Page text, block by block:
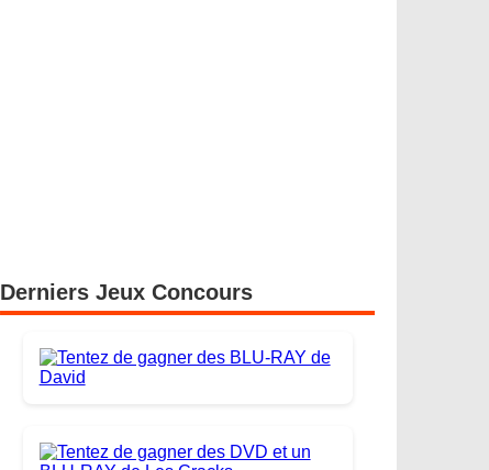
Derniers Jeux Concours